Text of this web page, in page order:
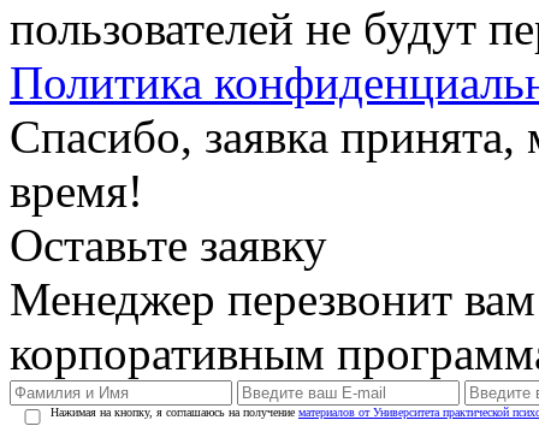
пользователей не будут
Политика
Спасибо, заявка
время!
Оставьте заявку
Менеджер перезвонит
корпоративным
Нажимая на кнопку, я соглашаюсь на получение материалов от Университета практической